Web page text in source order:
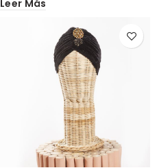
Leer Más